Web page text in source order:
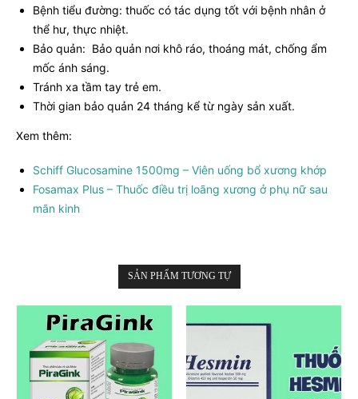
Bệnh tiểu đường: thuốc có tác dụng tốt với bệnh nhân ở
thể hư, thực nhiệt.
Bảo quản: Bảo quản nơi khô ráo, thoáng mát, chống ẩm
mốc ánh sáng.
Tránh xa tầm tay trẻ em.
Thời gian bảo quản 24 tháng kể từ ngày sản xuất.
Xem thêm:
Schiff Glucosamine 1500mg – Viên uống bổ xương khớp
Fosamax Plus – Thuốc điều trị loãng xương ở phụ nữ sau
mãn kinh
SẢN PHẨM TƯƠNG TỰ